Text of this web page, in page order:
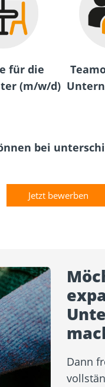
für die
(m/w/d)
bei
Jetzt bewerben
Dann